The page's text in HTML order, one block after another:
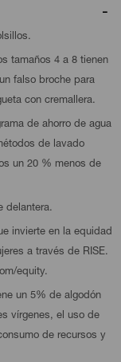
tamaños 4 a 8 tienen
falso broche para
con cremallera.
de ahorro de agua
de lavado
un 20 % menos de
delantera.
invierte en la equidad
a través de RISE.
equity.
un 5% de algodón
vírgenes, el uso de
de recursos y